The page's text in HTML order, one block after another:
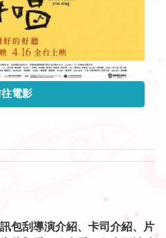
電影
包刮導演介紹、卡司介紹、片